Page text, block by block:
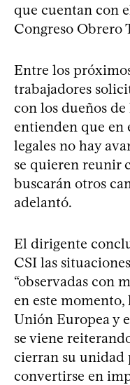
que cuentan con
Congreso Obrero
Entre los
trabajadores
con los dueños
entienden que en
legales no hay
se quieren reunir
buscarán otros
adelantó.
El dirigente
CSI las
“observadas con
en este
Unión Europea y
se viene
cierran su
convertirse en